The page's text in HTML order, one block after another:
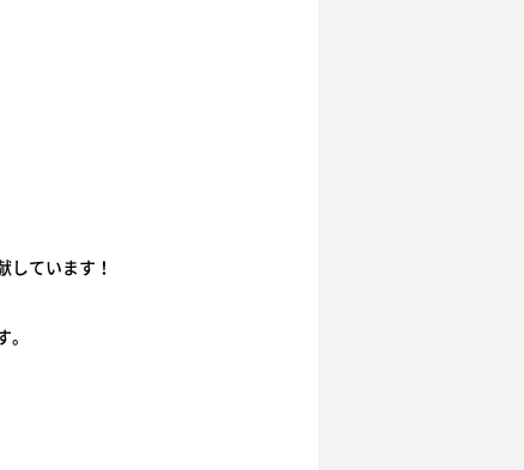
ています！